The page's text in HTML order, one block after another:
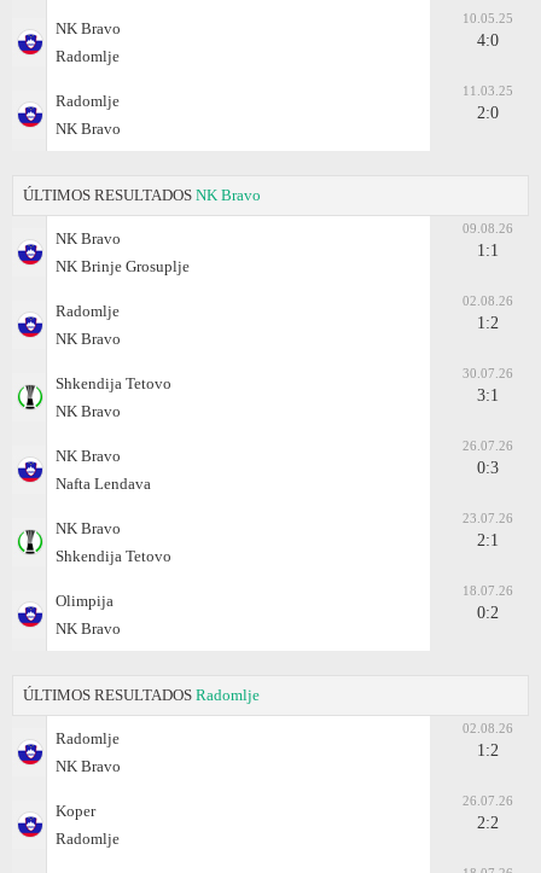
NK Bravo
Radomlje
10.05.25
4:0
Radomlje
NK Bravo
11.03.25
2:0
ÚLTIMOS RESULTADOS NK Bravo
NK Bravo
NK Brinje Grosuplje
09.08.26
1:1
Radomlje
NK Bravo
02.08.26
1:2
Shkendija Tetovo
NK Bravo
30.07.26
3:1
NK Bravo
Nafta Lendava
26.07.26
0:3
NK Bravo
Shkendija Tetovo
23.07.26
2:1
Olimpija
NK Bravo
18.07.26
0:2
ÚLTIMOS RESULTADOS Radomlje
Radomlje
NK Bravo
02.08.26
1:2
Koper
Radomlje
26.07.26
2:2